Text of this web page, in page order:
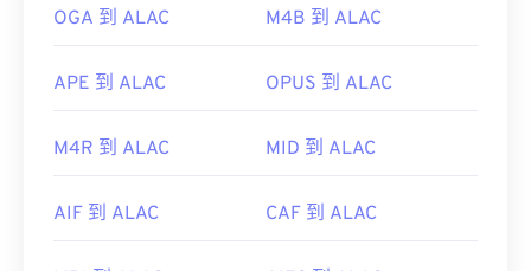
OGA 到 ALAC M4B 到 ALAC
APE 到 ALAC OPUS 到 ALAC
M4R 到 ALAC MID 到 ALAC
AIF 到 ALAC CAF 到 ALAC